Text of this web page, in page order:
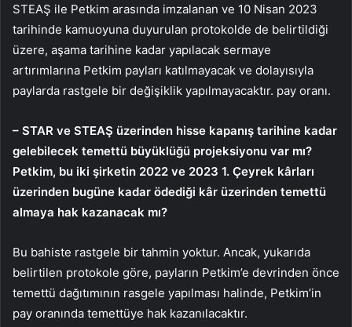
STEAŞ ile Petkim arasında imzalanan ve 10 Nisan 2023
tarihinde kamuoyuna duyurulan protokolde de belirtildiği
üzere, aşama tarihine kadar yapılacak sermaye
artırımlarına Petkim payları katılmayacak ve dolayısıyla
paylarda rastgele bir değişiklik yapılmayacaktır. pay oranı.
– STAR ve STEAŞ üzerinden hisse kapanış tarihine kadar
gelebilecek temettü büyüklüğü projeksiyonu var mı?
Petkim, bu iki şirketin 2022 ve 2023 1. Çeyrek kârları
üzerinden bugüne kadar ödediği kâr üzerinden temettü
almaya hak kazanacak mı?
Bu bahiste rastgele bir tahmin yoktur. Ancak, yukarıda
belirtilen protokole göre, payların Petkim’e devrinden önce
temettü dağıtımının rasgele yapılması halinde, Petkim’in
pay oranında temettüye hak kazanılacaktır.